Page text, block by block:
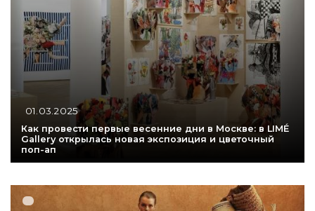
01.03.2025
Как провести первые весенние дни в Москве: в LIMÉ
Gallery открылась новая экспозиция и цветочный
поп-ап